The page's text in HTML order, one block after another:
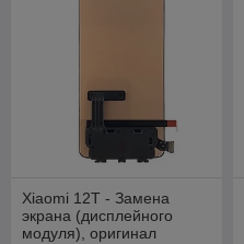
Xiaomi 12T - Замена
экрана (дисплейного
модуля), оригинал